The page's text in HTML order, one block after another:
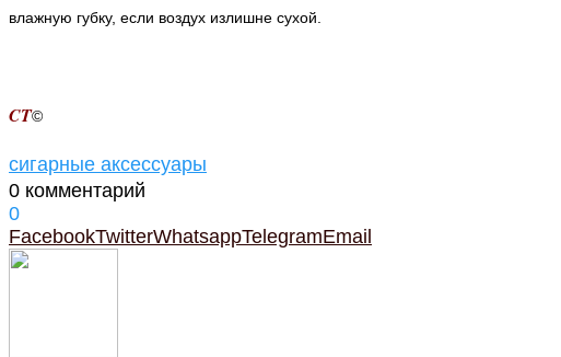
влажную губку, если воздух излишне сухой.
CT©
сигарные аксессуары
0 комментарий
0
FacebookTwitterWhatsappTelegramEmail